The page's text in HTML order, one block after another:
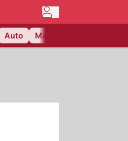
Auto Matchcenter